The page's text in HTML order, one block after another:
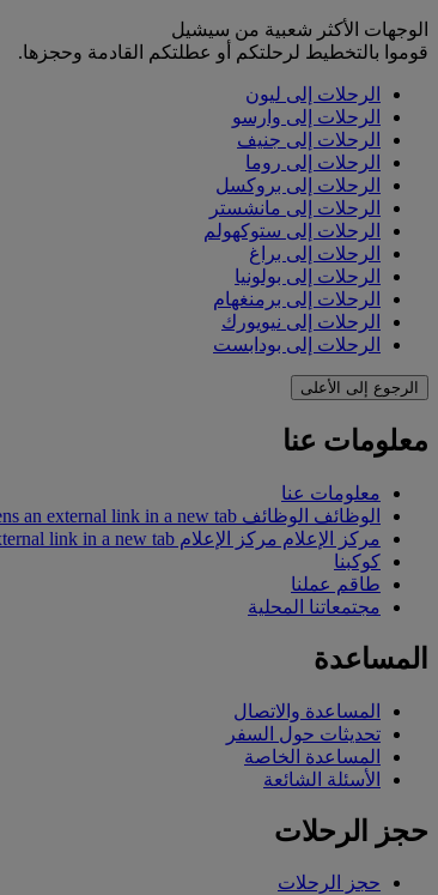
الوجهات الأكثر شعبية من سيشيل
قوموا بالتخطيط لرحلتكم أو عطلتكم القادمة وحجزها.
الرحلات إلى ليون
الرحلات إلى وارسو
الرحلات إلى جنيف
الرحلات إلى روما
الرحلات إلى بروكسل
الرحلات إلى مانشستر
الرحلات إلى ستوكهولم
الرحلات إلى براغ
الرحلات إلى بولونيا
الرحلات إلى برمنغهام
الرحلات إلى نيويورك
الرحلات إلى بودابست
الرجوع إلى الأعلى
معلومات عنا
معلومات عنا
الوظائف الوظائف Opens an external link in a new tab
مركز الإعلام مركز الإعلام Opens an external link in a new tab
كوكبنا
طاقم عملنا
مجتمعاتنا المحلية
المساعدة
المساعدة والاتصال
تحديثات حول السفر
المساعدة الخاصة
الأسئلة الشائعة
حجز الرحلات
حجز الرحلات